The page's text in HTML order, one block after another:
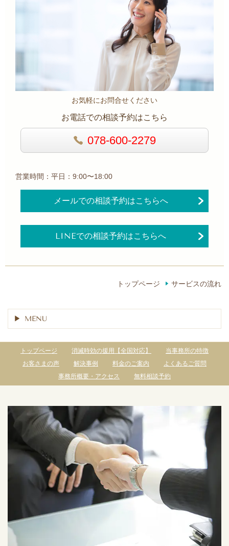
お気軽にお問合せください
お電話での相談予約はこちら
078-600-2279
営業時間：平日：9:00〜18:00
メールでの相談予約はこちらへ
LINEでの相談予約はこちらへ
トップページ サービスの流れ
MENU
トップページ 消滅時効の援用【全国対応】
当事務所の特徴
お客さまの声
解決事例 料金のご案内
よくあるご質問
事務所概要・アクセス
無料相談予約